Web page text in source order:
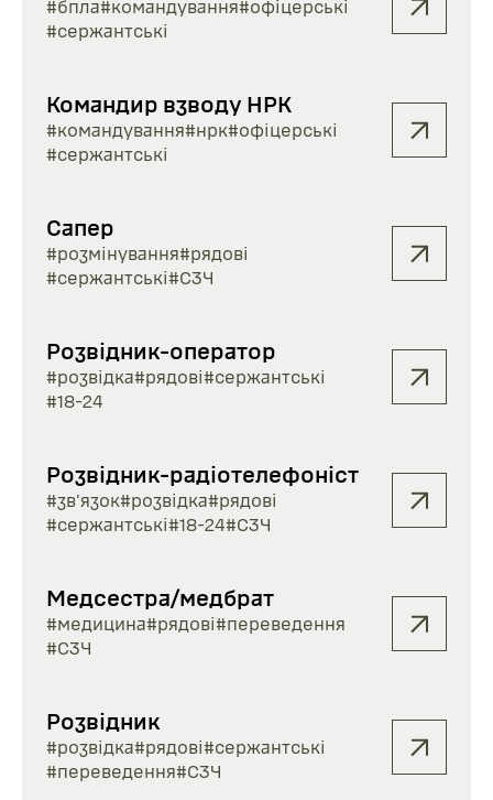
#бпла#командування#офіцерські
#сержантські
Командир взводу НРК
#командування#нрк#офіцерські
#сержантські
Сапер
#розмінування#рядові
#сержантські#СЗЧ
Розвідник-оператор
#розвідка#рядові#сержантські
#18-24
Розвідник-радіотелефоніст
#зв'язок#розвідка#рядові
#сержантські#18-24#СЗЧ
Медсестра/медбрат
#медицина#рядові#переведення
#СЗЧ
Розвідник
#розвідка#рядові#сержантські
#переведення#СЗЧ